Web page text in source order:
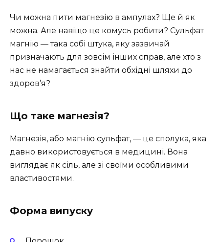
Чи можна пити магнезію в ампулах? Ще й як
можна. Але навіщо це комусь робити? Сульфат
магнію — така собі штука, яку зазвичай
призначають для зовсім інших справ, але хто з
нас не намагається знайти обхідні шляхи до
здоров’я?
Що таке магнезія?
Магнезія, або магнію сульфат, — це сполука, яка
давно використовується в медицині. Вона
виглядає як сіль, але зі своїми особливими
властивостями.
Форма випуску